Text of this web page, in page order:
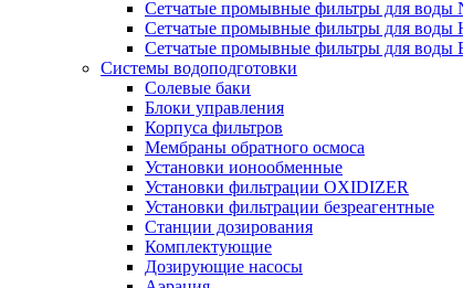
Сетчатые промывные фильтры для воды
Сетчатые промывные фильтры для воды
Сетчатые промывные фильтры для воды
Системы водоподготовки
Солевые баки
Блоки управления
Корпуса фильтров
Мембраны обратного осмоса
Установки ионообменные
Установки фильтрации OXIDIZER
Установки фильтрации безреагентные
Станции дозирования
Комплектующие
Дозирующие насосы